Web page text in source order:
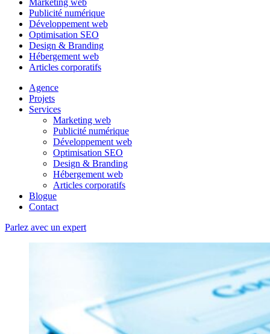
Marketing web
Publicité numérique
Développement web
Optimisation SEO
Design & Branding
Hébergement web
Articles corporatifs
Agence
Projets
Services
Marketing web
Publicité numérique
Développement web
Optimisation SEO
Design & Branding
Hébergement web
Articles corporatifs
Blogue
Contact
Parlez avec un expert